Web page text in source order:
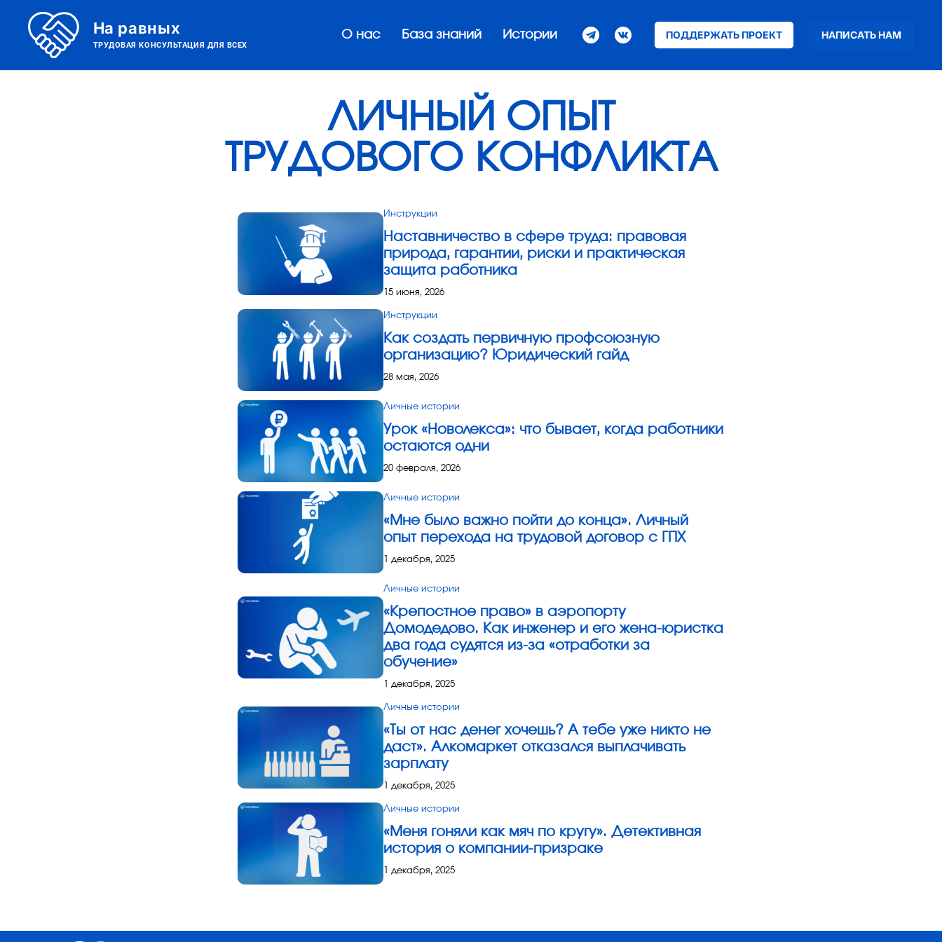
На равных
ТРУДОВАЯ КОНСУЛЬТАЦИЯ ДЛЯ ВСЕХ
О нас База знаний Истории ПОДДЕРЖАТЬ ПРОЕКТ НАПИСАТЬ НАМ
ЛИЧНЫЙ ОПЫТ
ТРУДОВОГО КОНФЛИКТА
Инструкции
Наставничество в сфере труда: правовая
природа, гарантии, риски и практическая
защита работника
15 июня, 2026
Инструкции
Как создать первичную профсоюзную
организацию? Юридический гайд
28 мая, 2026
Личные истории
Урок «Новолекса»: что бывает, когда работники
остаются одни
20 февраля, 2026
Личные истории
«Мне было важно пойти до конца». Личный
опыт перехода на трудовой договор с ГПХ
1 декабря, 2025
Личные истории
«Крепостное право» в аэропорту
Домодедово. Как инженер и его жена-юристка
два года судятся из-за «отработки за
обучение»
1 декабря, 2025
Личные истории
«Ты от нас денег хочешь? А тебе уже никто не
даст». Алкомаркет отказался выплачивать
зарплату
1 декабря, 2025
Личные истории
«Меня гоняли как мяч по кругу». Детективная
история о компании-призраке
1 декабря, 2025